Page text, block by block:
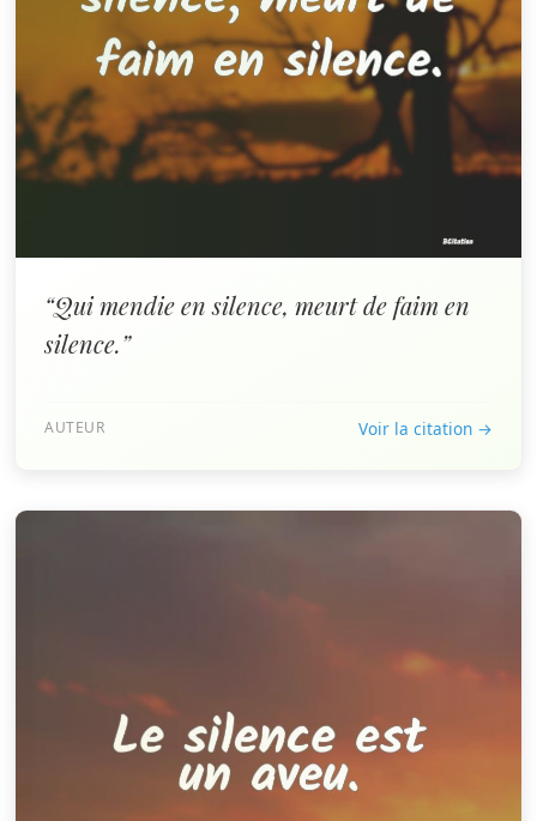
“Qui mendie en silence, meurt de faim en
silence.”
AUTEUR Voir la citation →